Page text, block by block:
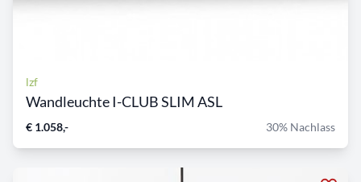
lzf
Wandleuchte I-CLUB SLIM ASL
€ 1.058,- 30% Nachlass